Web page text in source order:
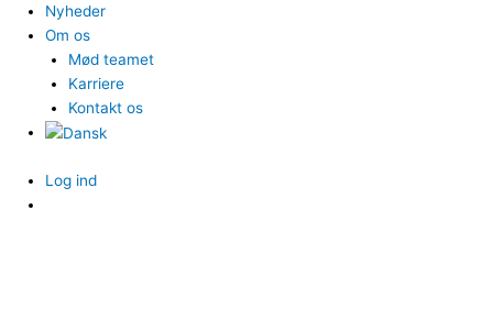
Nyheder
Om os
Mød teamet
Karriere
Kontakt os
Log ind